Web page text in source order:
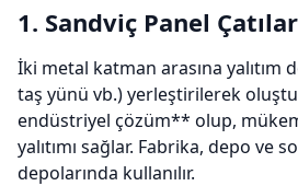
1. Sandviç Panel Çatılar
İki metal katman arasına yalıtım
taş yünü vb.) yerleştirilerek
endüstriyel çözüm** olup,
yalıtımı sağlar. Fabrika, depo ve
depolarında kullanılır.